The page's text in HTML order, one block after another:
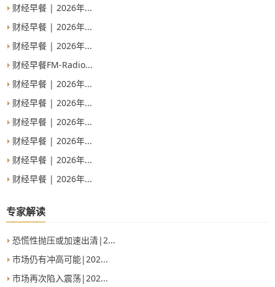
集中在中小银行，关键是确保这些银行有足够资本弥补
回暖，美国楼市存在结构性问题；AI可能取代劳动力，
财经早餐 | 2026年...
财经早餐 | 2026年...
财经早餐 | 2026年...
财经早餐FM-Radio...
财经早餐 | 2026年...
财经早餐 | 2026年...
财经早餐 | 2026年...
财经早餐 | 2026年...
财经早餐 | 2026年...
财经早餐 | 2026年...
专家解读
恐慌性抛压或加速出清|2...
市场仍有冲高可能|202...
市场再次陷入震荡|202...